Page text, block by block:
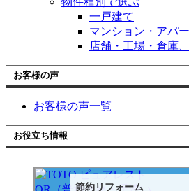
一戸建て
マンション・アパ
店舗・工場・倉庫
お客様の声
お客様の声一覧
お役立ち情報
節約リフォーム